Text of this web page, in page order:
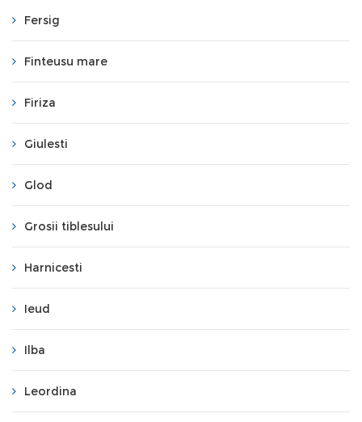
Fersig
Finteusu mare
Firiza
Giulesti
Glod
Grosii tiblesului
Harnicesti
Ieud
Ilba
Leordina